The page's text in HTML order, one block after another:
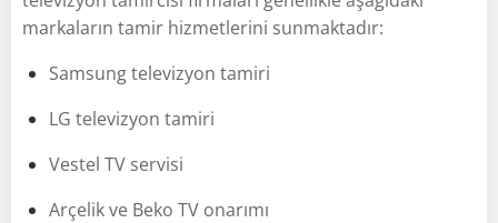
markaların tamir hizmetlerini sunmaktadır:
Samsung televizyon tamiri
LG televizyon tamiri
Vestel TV servisi
Arçelik ve Beko TV onarımı